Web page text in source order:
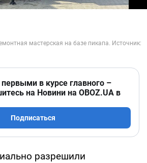
первыми в курсе главного –
на Новини на OBOZ.UA в
Подписаться
разрешили